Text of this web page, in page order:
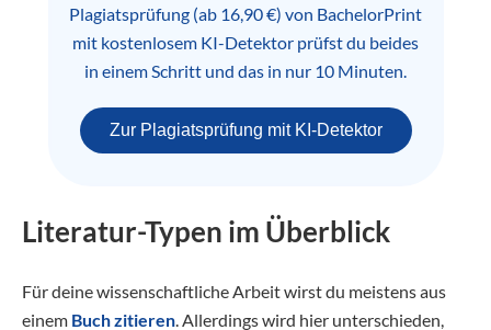
Plagiatsprüfung (ab 16,90 €) von BachelorPrint
mit kostenlosem KI-Detektor prüfst du beides
in einem Schritt und das in nur 10 Minuten.
Zur Plagiatsprüfung mit KI-Detektor
Literatur-Typen im Überblick
Für deine wissenschaftliche Arbeit wirst du meistens aus
einem Buch zitieren. Allerdings wird hier unterschieden,